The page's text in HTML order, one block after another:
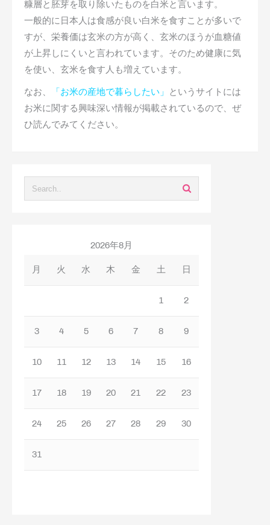
糠層と胚芽を取り除いたものを白米と言います。
一般的に日本人は食感が良い白米を食すことが多いで
すが、栄養価は玄米の方が高く、玄米のほうが血糖値
が上昇しにくいと言われています。そのため健康に気
を使い、玄米を食す人も増えています。
なお、 「 お米の産地で暮らしたい 」
というサイトには
お米に関する興味深い情報が掲載されているので、ぜ
ひ読んでみてください。
2026年8月
月 火 水 木 金 土 日
1 2
3 4 5 6 7 8 9
10 11 12 13 14 15 16
17 18 19 20 21 22 23
24 25 26 27 28 29 30
31